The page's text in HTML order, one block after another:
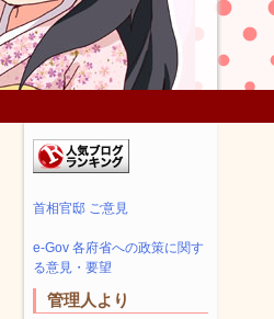
首相官邸 ご意見
e-Gov 各府省への政策に関す
る意見・要望
管理人より